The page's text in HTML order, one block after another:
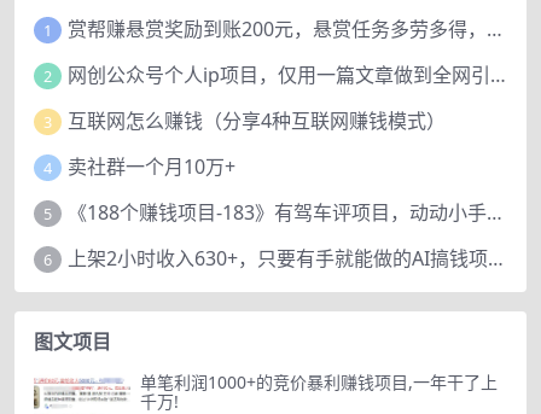
1 赏帮赚悬赏奖励到账200元，悬赏任务多劳多得，人人可做。
2 网创公众号个人ip项目，仅用一篇文章做到全网引流！
3 互联网怎么赚钱（分享4种互联网赚钱模式）
4 卖社群一个月10万+
5 《188个赚钱项目-183》有驾车评项目，动动小手，复制粘贴赚44元！
6 上架2小时收入630+，只要有手就能做的AI搞钱项目，奶奶看完都能学会!
图文项目
单笔利润1000+的竞价暴利赚钱项目,一年干了上
千万!